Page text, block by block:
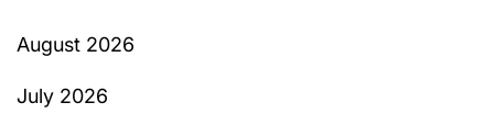
August 2026
July 2026